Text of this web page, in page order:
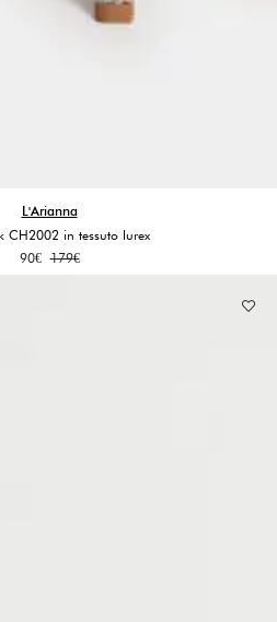
L'Arianna
CH2002 in tessuto lurex
179€
Il
90€
Il